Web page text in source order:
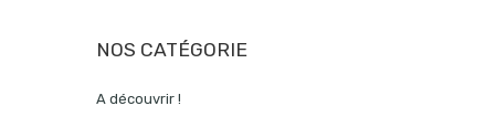
NOS CATÉGORIE
A découvrir !